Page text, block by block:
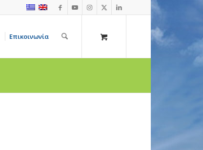
Επικοινωνία